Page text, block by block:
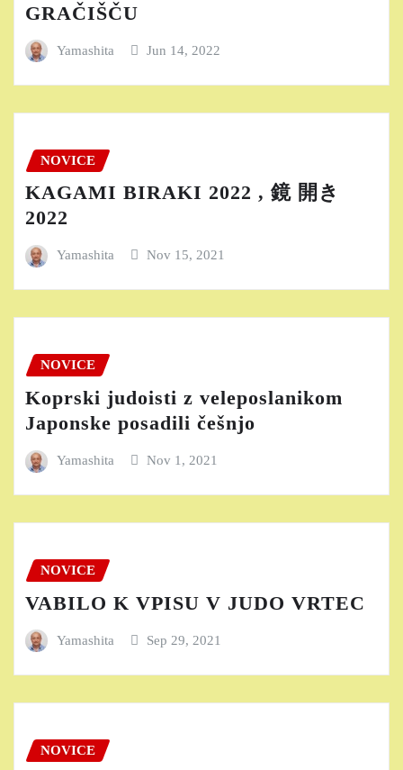
GRAČIŠČU
Yamashita Jun 14, 2022
NOVICE
KAGAMI BIRAKI 2022 , 鏡 開き
2022
Yamashita Nov 15, 2021
NOVICE
Koprski judoisti z veleposlanikom
Japonske posadili češnjo
Yamashita Nov 1, 2021
NOVICE
VABILO K VPISU V JUDO VRTEC
Yamashita Sep 29, 2021
NOVICE